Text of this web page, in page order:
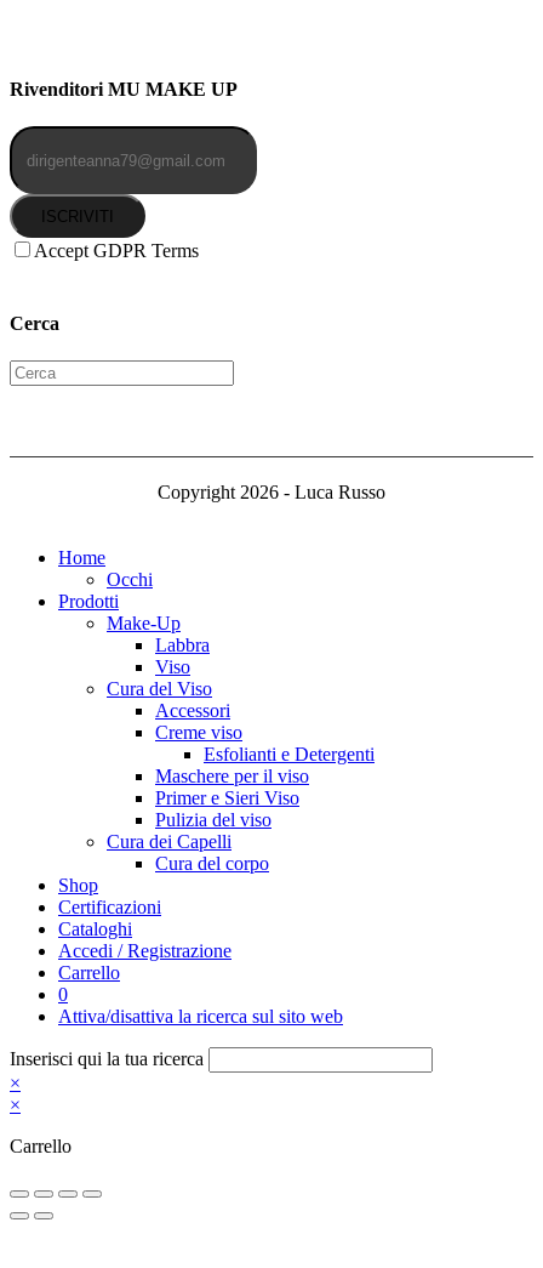
Rivenditori MU MAKE UP
ISCRIVITI
Accept GDPR Terms
Cerca
Copyright 2026 - Luca Russo
Home
Occhi
Prodotti
Make-Up
Labbra
Viso
Cura del Viso
Accessori
Creme viso
Esfolianti e Detergenti
Maschere per il viso
Primer e Sieri Viso
Pulizia del viso
Cura dei Capelli
Cura del corpo
Shop
Certificazioni
Cataloghi
Accedi / Registrazione
Carrello
0
Attiva/disattiva la ricerca sul sito web
Inserisci qui la tua ricerca
×
×
Carrello